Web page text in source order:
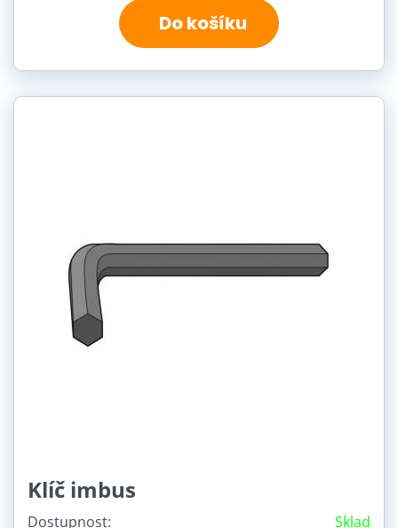
Do košíku
Klíč imbus
Dostupnost: Sklad